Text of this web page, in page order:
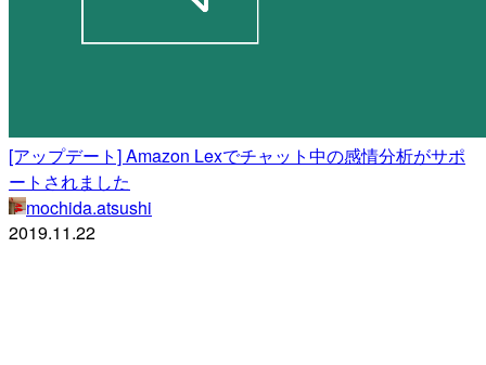
[アップデート] Amazon Lexでチャット中の感情分析がサポ
ートされました
mochida.atsushi
2019.11.22